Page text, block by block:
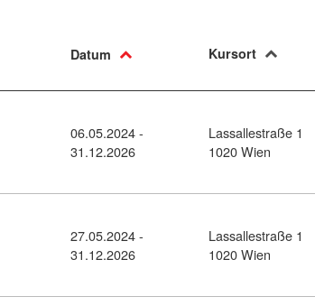
Datum Kursort
Pflegeassistenz (8764446)
06.05.2024 -
31.12.2026
Lassallestraße 1
1020 Wien
(8393933)
27.05.2024 -
31.12.2026
Lassallestraße 1
1020 Wien